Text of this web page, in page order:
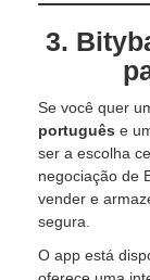
3.
Se você quer
português e
ser a escolha
negociação de
vender e
segura.
O app está